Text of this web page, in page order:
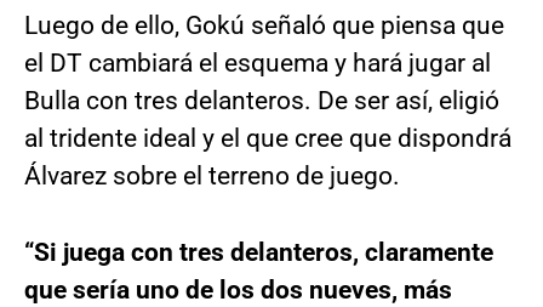
Luego de ello, Gokú señaló que piensa que
el DT cambiará el esquema y hará jugar al
Bulla con tres delanteros. De ser así, eligió
al tridente ideal y el que cree que dispondrá
Álvarez sobre el terreno de juego.
“Si juega con tres delanteros, claramente
que sería uno de los dos nueves, más